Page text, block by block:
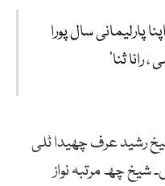
پارلیمانی سال پورا
رانا ثنا‘
شیخ رشید عرف چھیدا ٹلی
شیخ چھ مرتبہ نواز